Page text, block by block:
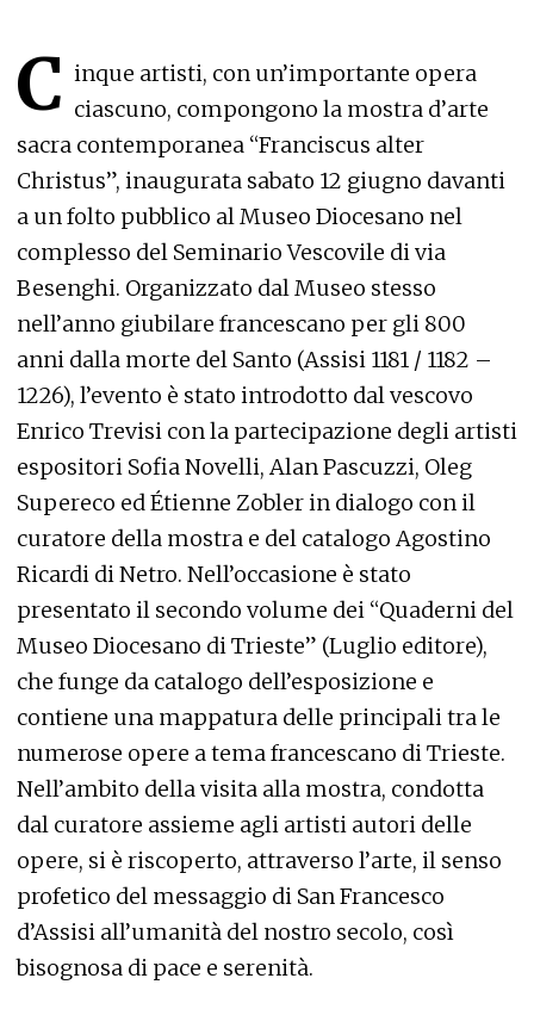
C inque artisti, con un’importante opera
ciascuno, compongono la mostra d’arte
sacra contemporanea “Franciscus alter
Christus”, inaugurata sabato 12 giugno davanti
a un folto pubblico al Museo Diocesano nel
complesso del Seminario Vescovile di via
Besenghi. Organizzato dal Museo stesso
nell’anno giubilare francescano per gli 800
anni dalla morte del Santo (Assisi 1181 / 1182 –
1226), l’evento è stato introdotto dal vescovo
Enrico Trevisi con la partecipazione degli artisti
espositori Sofia Novelli, Alan Pascuzzi, Oleg
Supereco ed Étienne Zobler in dialogo con il
curatore della mostra e del catalogo Agostino
Ricardi di Netro. Nell’occasione è stato
presentato il secondo volume dei “Quaderni del
Museo Diocesano di Trieste” (Luglio editore),
che funge da catalogo dell’esposizione e
contiene una mappatura delle principali tra le
numerose opere a tema francescano di Trieste.
Nell’ambito della visita alla mostra, condotta
dal curatore assieme agli artisti autori delle
opere, si è riscoperto, attraverso l’arte, il senso
profetico del messaggio di San Francesco
d’Assisi all’umanità del nostro secolo, così
bisognosa di pace e serenità.